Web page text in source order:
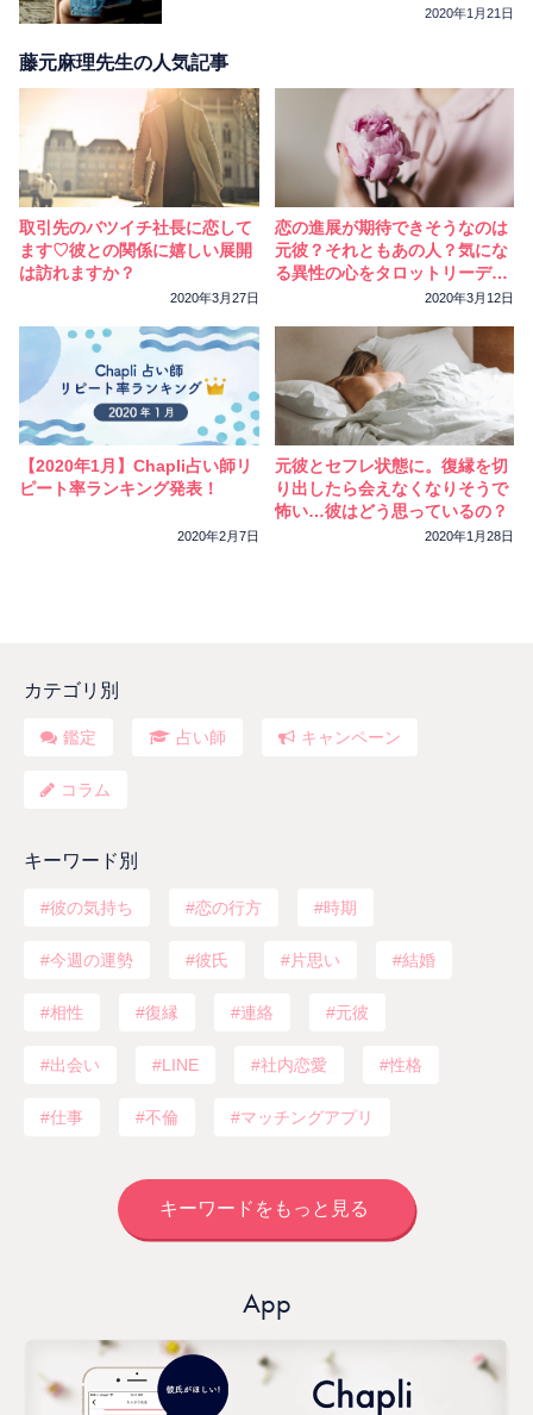
2020年1月21日
藤元麻理先生の人気記事
取引先のバツイチ社長に恋して
ます♡彼との関係に嬉しい展開
は訪れますか？
2020年3月27日
恋の進展が期待できそうなのは
元彼？それともあの人？気にな
る異性の心をタロットリーディ
2020年3月12日
【2020年1月】Chapli占い師リ
ピート率ランキング発表！
2020年2月7日
元彼とセフレ状態に。復縁を切
り出したら会えなくなりそうで
怖い…彼はどう思っているの？
2020年1月28日
カテゴリ別
鑑定 占い師 キャンペーン
コラム
キーワード別
彼の気持ち 恋の行方 時期
今週の運勢 彼氏 片思い 結婚
相性 復縁 連絡 元彼
出会い LINE 社内恋愛 性格
仕事 不倫 マッチングアプリ
キーワードをもっと見る
App